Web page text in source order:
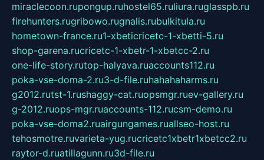
miraclecoon.rupongup.ruhostel65.ruliura.ruglasspb.ru
firehunters.rugribowo.rugnalis.rubulkitula.ru
hometown-france.ru1-xbeticricetc-1-xbetti-5.ru
shop-garena.rucricetc-1-xbetr-1-xbetcc-2.ru
one-life-story.rutop-halyava.ruaccounts112.ru
poka-vse-doma-2.ru3-d-file.ruhahahaharms.ru
g2012.rutst-1.rushaggy-cat.ruopsmgr.ruev-gallery.ru
g-2012.ruops-mgr.ruaccounts-112.rucsm-demo.ru
poka-vse-doma2.ruairgungames.ruallseo-host.ru
tehosmotre.ruvarieta-yug.rucricetc1xbetr1xbetcc2.ru
raytor-d.ruatillagunn.ru3d-file.ru